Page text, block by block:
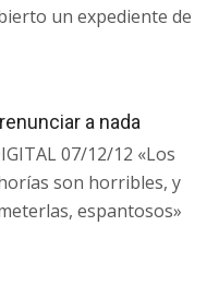
un expediente de
a nada
07/12/12 «Los
son horribles, y
espantosos»